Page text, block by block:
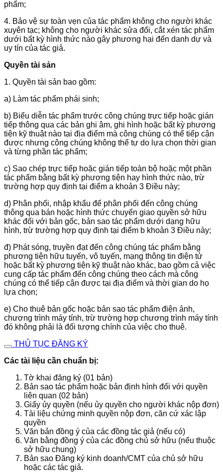
phẩm;
4. Bảo vệ sự toàn vẹn của tác phẩm không cho người khác
xuyên tạc; không cho người khác sửa đổi, cắt xén tác phẩm
dưới bất kỳ hình thức nào gây phương hại đến danh dự và
uy tín của tác giả.
Quyền tài sản
1. Quyền tài sản bao gồm:
a) Làm tác phẩm phái sinh;
b) Biểu diễn tác phẩm trước công chúng trực tiếp hoặc gián
tiếp thông qua các bản ghi âm, ghi hình hoặc bất kỳ phương
tiện kỹ thuật nào tại địa điểm mà công chúng có thể tiếp cận
được nhưng công chúng không thể tự do lựa chọn thời gian
và từng phần tác phẩm;
c) Sao chép trực tiếp hoặc gián tiếp toàn bộ hoặc một phần
tác phẩm bằng bất kỳ phương tiện hay hình thức nào, trừ
trường hợp quy định tại điểm a khoản 3 Điều này;
d) Phân phối, nhập khẩu để phân phối đến công chúng
thông qua bán hoặc hình thức chuyển giao quyền sở hữu
khác đối với bản gốc, bản sao tác phẩm dưới dạng hữu
hình, trừ trường hợp quy định tại điểm b khoản 3 Điều này;
đ) Phát sóng, truyền đạt đến công chúng tác phẩm bằng
phương tiện hữu tuyến, vô tuyến, mạng thông tin điện tử
hoặc bất kỳ phương tiện kỹ thuật nào khác, bao gồm cả việc
cung cấp tác phẩm đến công chúng theo cách mà công
chúng có thể tiếp cận được tại địa điểm và thời gian do họ
lựa chọn;
e) Cho thuê bản gốc hoặc bản sao tác phẩm điện ảnh,
chương trình máy tính, trừ trường hợp chương trình máy tính
đó không phải là đối tượng chính của việc cho thuê.
THỦ TỤC ĐĂNG KÝ
Các tài liệu cần chuẩn bị:
Tờ khai đăng ký (01 bản)
Bản sao tác phẩm hoặc bản định hình đối với quyền
liên quan (02 bản)
Giấy ủy quyền (nếu ủy quyền cho người khác nộp đơn)
Tài liệu chứng minh quyền nộp đơn, căn cứ xác lập
quyền
Văn bản đồng ý của các đồng tác giả (nếu có)
Văn bằng đồng ý của các đồng chủ sở hữu (nếu thuộc
sở hữu chung)
Bản sao Đăng ký kinh doanh/CMT của chủ sở hữu
hoặc các tác giả.